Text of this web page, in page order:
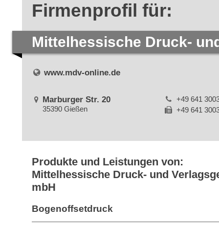
Firmenprofil für:
Mittelhessische Druck-
www.mdv-online.de
Marburger Str. 20
35390 Gießen
+49 641
+49 641
Produkte und Leistungen von:
Mittelhessische Druck- und
mbH
Bogenoffsetdruck